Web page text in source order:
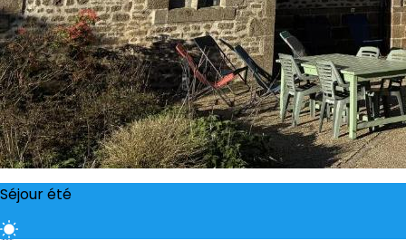
Séjour été